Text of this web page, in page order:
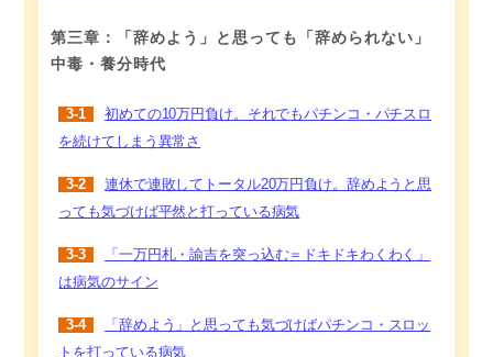
第三章：「辞めよう」と思っても「辞められない」
中毒・養分時代
3-1
初めての10万円負け。それでもパチンコ・パチスロ
を続けてしまう異常さ
3-2
連休で連敗してトータル20万円負け。辞めようと思
っても気づけば平然と打っている病気
3-3
「一万円札・諭吉を突っ込む＝ドキドキわくわく」
は病気のサイン
3-4
「辞めよう」と思っても気づけばパチンコ・スロッ
トを打っている病気